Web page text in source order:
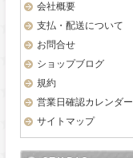
会社概要
支払・配送について
お問合せ
ショップブログ
規約
営業日確認カレンダー
サイトマップ